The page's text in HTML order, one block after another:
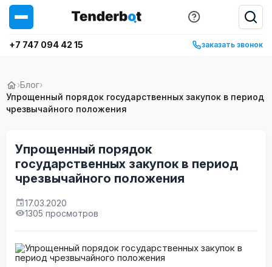
+7 747 094 42 15 заказать звонок
›Блог›
Упрощенный порядок государственных закупок в период
чрезвычайного положения
Упрощенный порядок
государственных закупок в период
чрезвычайного положения
17.03.2020
1305 просмотров